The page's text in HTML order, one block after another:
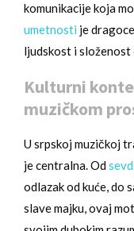
komunikacije koja
umetnosti je
ljudskost i složenost
Kulturni
muzičkom
U srpskoj muzičkoj
je centralna. Od
odlazak od kuće, do
slave majku, ovaj